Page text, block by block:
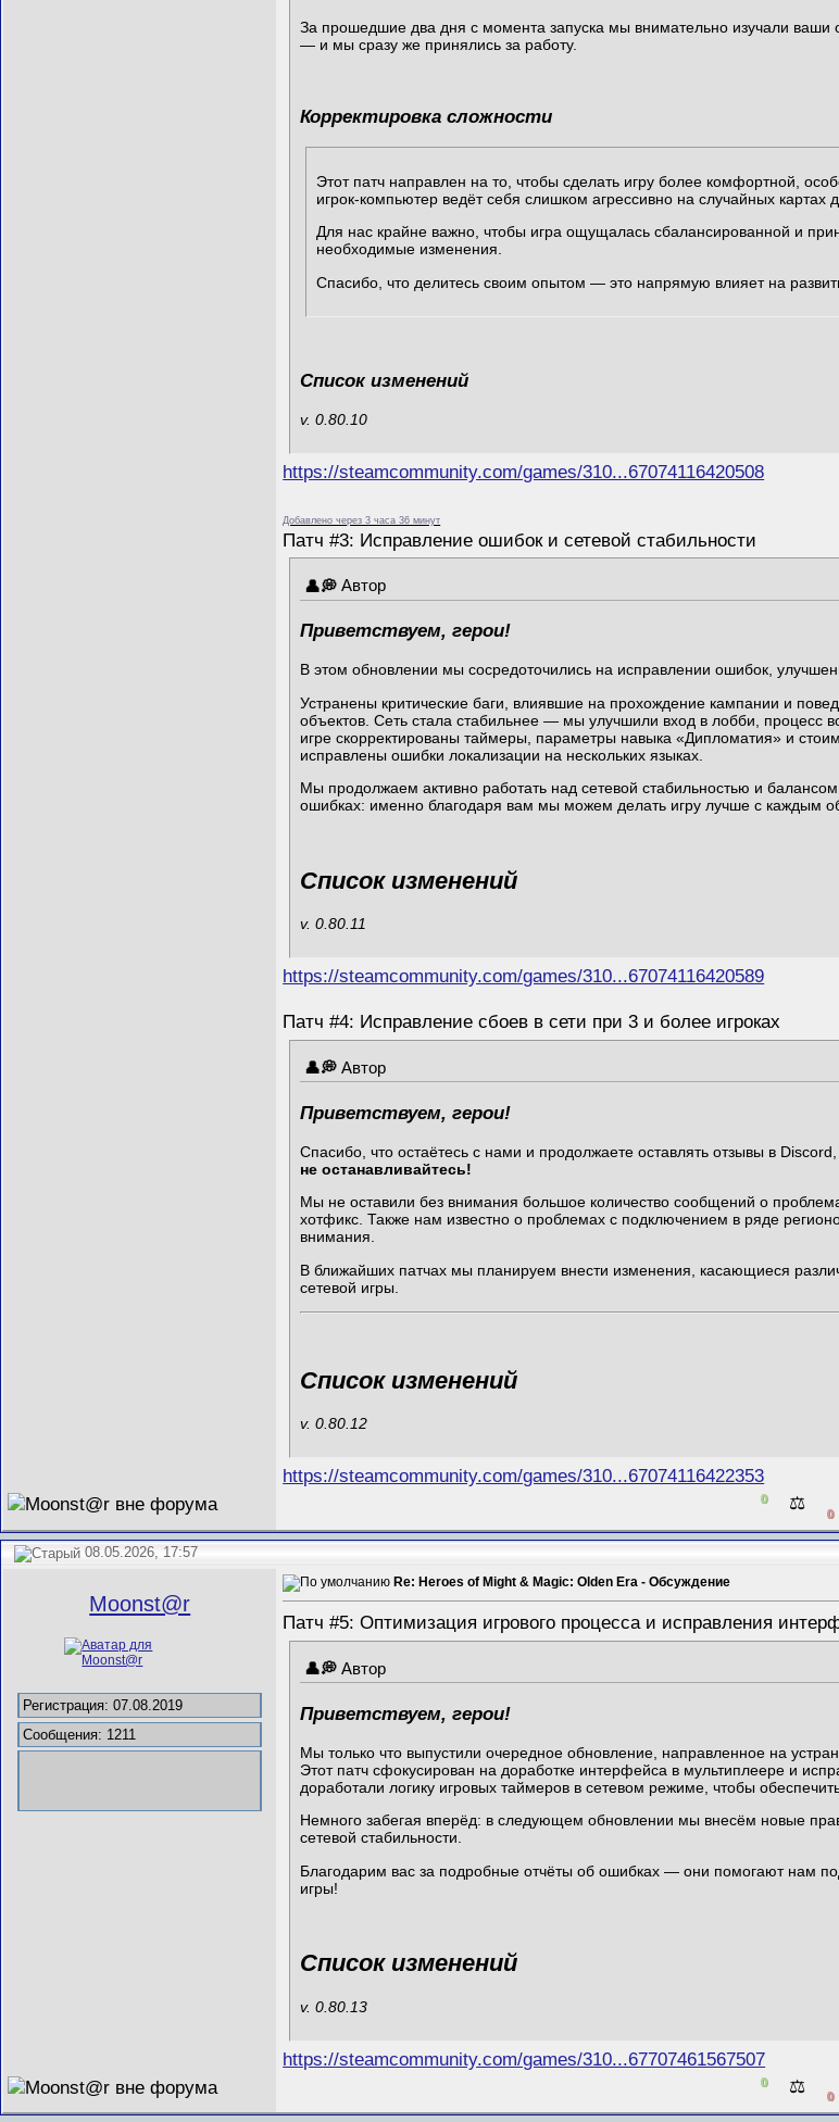
За прошедшие два дня с момента запуска мы внимательно изучали
— и мы сразу же принялись за работу.
Корректировка сложности
Этот патч направлен на то, чтобы сделать игру более комфортной,
игрок-компьютер ведёт себя слишком агрессивно на случайных картах
Для нас крайне важно, чтобы игра ощущалась сбалансированной и
необходимые изменения.
Спасибо, что делитесь своим опытом — это напрямую влияет на
Список изменений
v. 0.80.10
https://steamcommunity.com/games/310...67074116420508
Добавлено через 3 часа 36 минут
Патч #3: Исправление ошибок и сетевой стабильности
Автор
Приветствуем, герои!
В этом обновлении мы сосредоточились на исправлении ошибок,
Устранены критические баги, влиявшие на прохождение кампании и
объектов. Сеть стала стабильнее — мы улучшили вход в лобби, процесс
игре скорректированы таймеры, параметры навыка «Дипломатия» и
исправлены ошибки локализации на нескольких языках.
Мы продолжаем активно работать над сетевой стабильностью и
ошибках: именно благодаря вам мы можем делать игру лучше с каждым
Список изменений
v. 0.80.11
https://steamcommunity.com/games/310...67074116420589
Патч #4: Исправление сбоев в сети при 3 и более игроках
Автор
Приветствуем, герои!
Спасибо, что остаётесь с нами и продолжаете оставлять отзывы в
не останавливайтесь!
Мы не оставили без внимания большое количество сообщений о
хотфикс. Также нам известно о проблемах с подключением в ряде
внимания.
В ближайших патчах мы планируем внести изменения, касающиеся
сетевой игры.
Список изменений
v. 0.80.12
https://steamcommunity.com/games/310...67074116422353
0 ⚖️ 0
08.05.2026, 17:57
Mооnst@r
Регистрация: 07.08.2019
Сообщения: 1211
Re: Heroes of Might & Magic: Olden Era - Обсуждение
Патч #5: Оптимизация игрового процесса и исправления
Автор
Приветствуем, герои!
Мы только что выпустили очередное обновление, направленное на
Этот патч сфокусирован на доработке интерфейса в мультиплеере и
доработали логику игровых таймеров в сетевом режиме, чтобы
Немного забегая вперёд: в следующем обновлении мы внесём новые
сетевой стабильности.
Благодарим вас за подробные отчёты об ошибках — они помогают нам
игры!
Список изменений
v. 0.80.13
https://steamcommunity.com/games/310...67707461567507
0 ⚖️ 0